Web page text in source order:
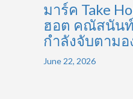
มาร์ค Take
ฮอต คณัสนัน
กำลังจับตามอ
June 22, 2026